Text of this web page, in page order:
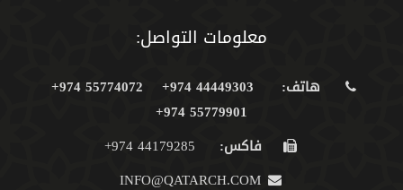
معلومات التواصل:
هاتف: 44449303 974+
55774072 974+
55779901 974+
فاكس: